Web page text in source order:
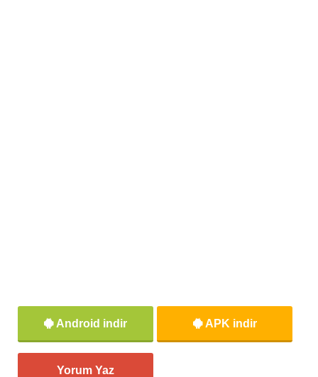
Android indir APK indir
Yorum Yaz